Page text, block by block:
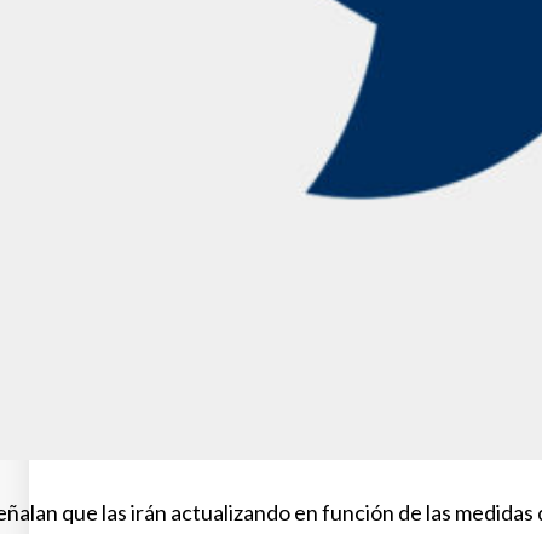
que las irán actualizando en función de las